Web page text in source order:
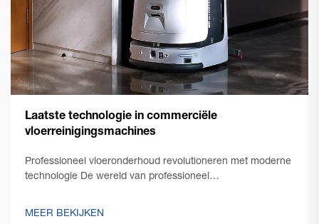
Laatste technologie in commerciële
vloerreinigingsmachines
Professioneel vloeronderhoud revolutioneren met moderne
technologie De wereld van professioneel
transformatie doorgemaakt met de opkomst van
MEER BEKIJKEN